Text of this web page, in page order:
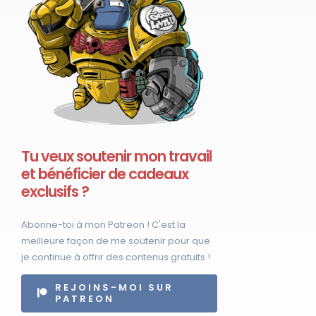
Tu veux soutenir mon travail
et bénéficier de cadeaux
exclusifs ?
Abonne-toi à mon Patreon ! C'est la
meilleure façon de me soutenir pour que
je continue à offrir des contenus gratuits !
REJOINS-MOI SUR
PATREON